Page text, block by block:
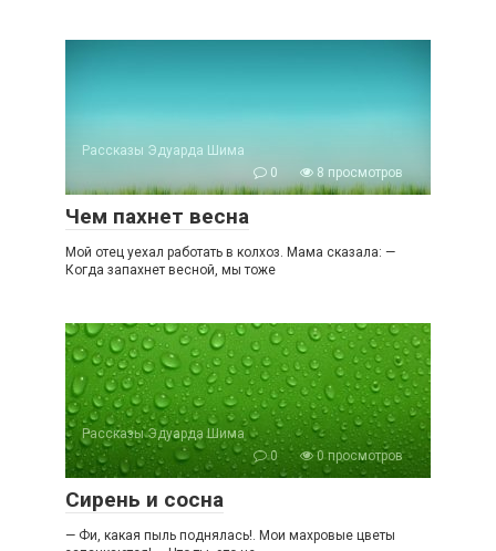
Рассказы Эдуарда Шима
0
8 просмотров
Чем пахнет весна
Мой отец уехал работать в колхоз. Мама сказала: —
Когда запахнет весной, мы тоже
Рассказы Эдуарда Шима
0
0 просмотров
Сирень и сосна
— Фи, какая пыль поднялась!. Мои махровые цветы